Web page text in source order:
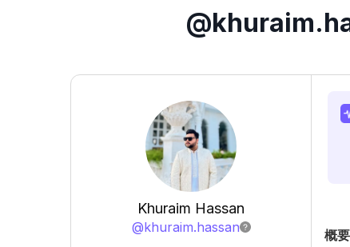
Khuraim Hassan
@khuraim.hassan
概要